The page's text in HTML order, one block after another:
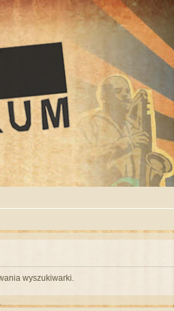
wyszukiwarki.